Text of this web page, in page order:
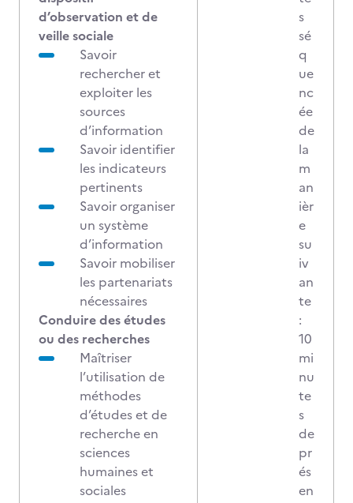
d’observation et de
veille sociale
Savoir
rechercher et
exploiter les
sources
d’information
Savoir identifier
les indicateurs
pertinents
Savoir organiser
un système
d’information
Savoir mobiliser
les partenariats
nécessaires
Conduire des études
ou des recherches
Maîtriser
l’utilisation de
méthodes
d’études et de
recherche en
sciences
humaines et
sociales
s
sé
q
ue
nc
ée
de
la
m
an
ièr
e
su
iv
an
te
:
10
mi
nu
te
s
de
pr
és
en